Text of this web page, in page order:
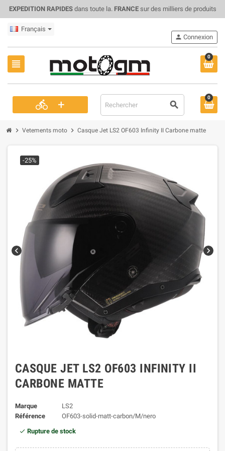
EXPEDITION RAPIDESdans toute la. FRANCEsur des milliers de produits
Français
view_headline
0
directions_bike + search
person Connexion
0
chevron_right Vetements moto chevron_right Casque Jet LS2 OF603 Infinity II Carbone matte
chevron_left chevron_right
-25%
CASQUE JET LS2 OF603 INFINITY II
CARBONE MATTE
Marque
LS2
Référence
OF603-solid-matt-carbon/M/nero
Rupture de stock